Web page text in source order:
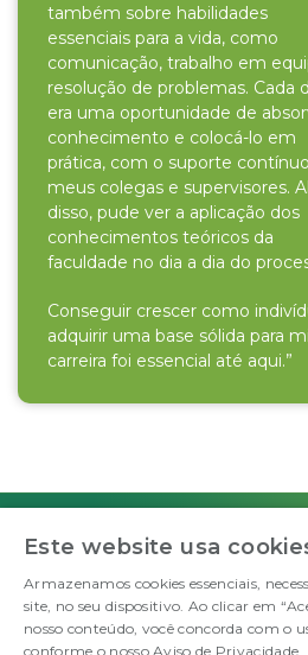
também sobre habilidades
essenciais para a vida, como
comunicação, trabalho em
resolução de problemas. Cada
era uma oportunidade de
conhecimento e colocá-lo em
prática, com o suporte
meus colegas e supervisores.
disso, pude ver a aplicação dos
conhecimentos teóricos da
faculdade no dia a dia do
Conseguir crescer como
adquirir uma base sólida para
carreira foi essencial até aqui.”
©Copyright 2026 FS Fueling
Este website usa
Armazenamos cookies essenciais,
site, no seu dispositivo. Ao clicar em
nosso conteúdo, você concorda com o
conforme o nosso Aviso de Privacidade.